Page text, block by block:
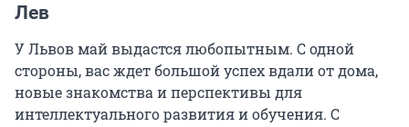
Лев
У Львов май выдастся любопытным. С одной
стороны, вас ждет большой успех вдали от дома,
новые знакомства и перспективы для
интеллектуального развития и обучения. С